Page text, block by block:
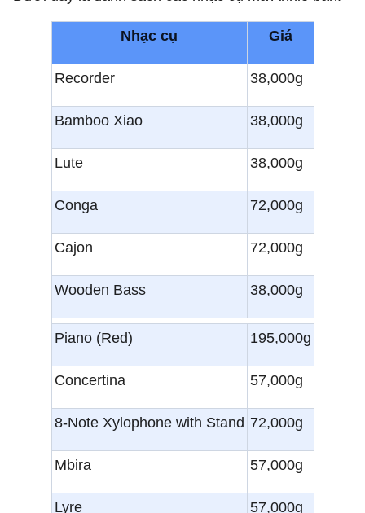
Nhạc cụ Giá
Recorder 38,000g
Bamboo Xiao 38,000g
Lute 38,000g
Conga 72,000g
Cajon 72,000g
Wooden Bass 38,000g
Piano (Red) 195,000g
Concertina 57,000g
8-Note Xylophone with Stand 72,000g
Mbira 57,000g
Lyre 57,000g